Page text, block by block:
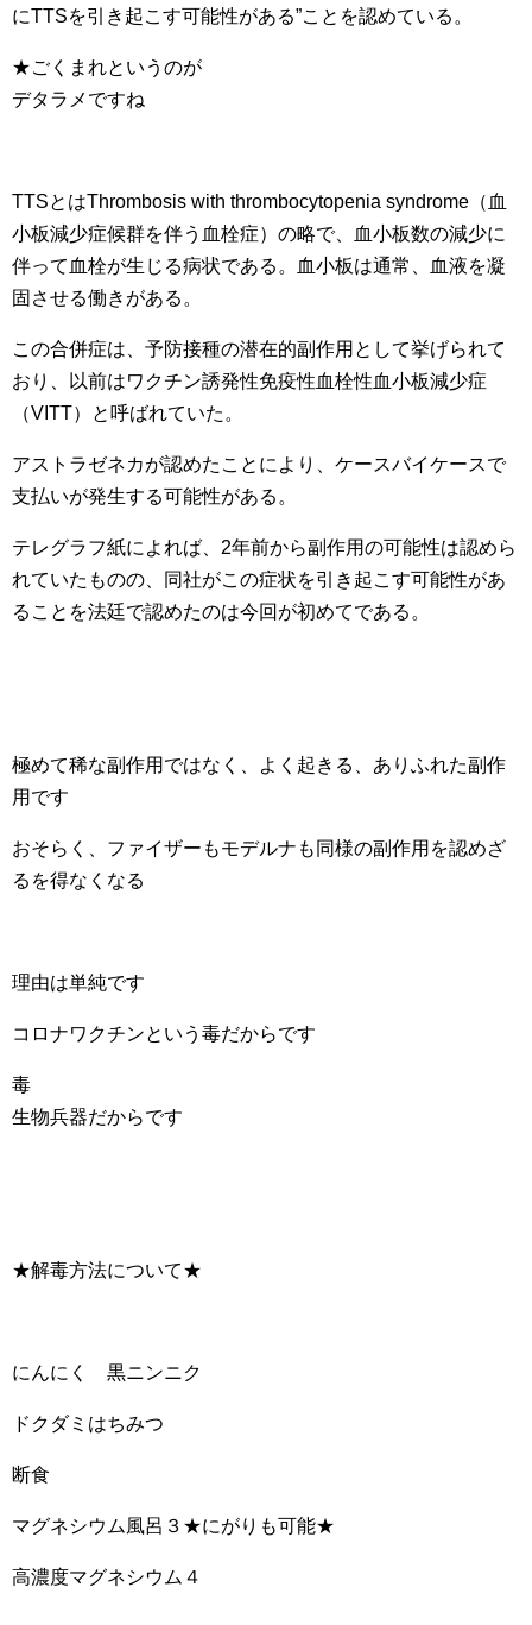
にTTSを引き起こす可能性がある”ことを認めている。
★ごくまれというのが
デタラメですね
TTSとはThrombosis with thrombocytopenia syndrome（血
小板減少症候群を伴う血栓症）の略で、血小板数の減少に
伴って血栓が生じる病状である。血小板は通常、血液を凝
固させる働きがある。
この合併症は、予防接種の潜在的副作用として挙げられて
おり、以前はワクチン誘発性免疫性血栓性血小板減少症
（VITT）と呼ばれていた。
アストラゼネカが認めたことにより、ケースバイケースで
支払いが発生する可能性がある。
テレグラフ紙によれば、2年前から副作用の可能性は認めら
れていたものの、同社がこの症状を引き起こす可能性があ
ることを法廷で認めたのは今回が初めてである。
極めて稀な副作用ではなく、よく起きる、ありふれた副作
用です
おそらく、ファイザーもモデルナも同様の副作用を認めざ
るを得なくなる
理由は単純です
コロナワクチンという毒だからです
毒
生物兵器だからです
★解毒方法について★
にんにく 黒ニンニク
ドクダミはちみつ
断食
マグネシウム風呂３★にがりも可能★
高濃度マグネシウム４